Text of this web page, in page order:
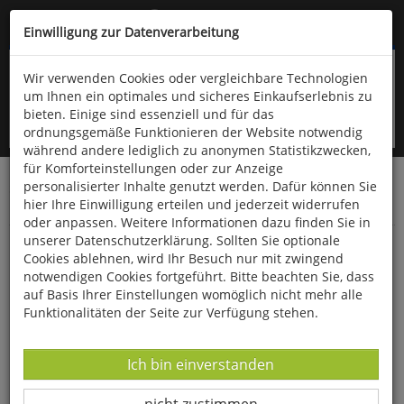
Kompletten Head der Seite überspringen
oder (06766) 9323-960
Startseite Bücher Downloads
Zeitschriften
Der Falke
Beobachtungstipp Der Alfsee in
Niedersachsen
Einwilligung zur Datenverarbeitung
Wir verwenden Cookies oder vergleichbare Technologien
um Ihnen ein optimales und sicheres Einkaufserlebnis zu
bieten. Einige sind essenziell und für das
ordnungsgemäße Funktionieren der Website notwendig
während andere lediglich zu anonymen Statistikzwecken,
für Komforteinstellungen oder zur Anzeige
personalisierter Inhalte genutzt werden. Dafür können Sie
hier Ihre Einwilligung erteilen und jederzeit widerrufen
oder anpassen. Weitere Informationen dazu finden Sie in
unserer Datenschutzerklärung. Sollten Sie optionale
Cookies ablehnen, wird Ihr Besuch nur mit zwingend
notwendigen Cookies fortgeführt. Bitte beachten Sie, dass
auf Basis Ihrer Einstellungen womöglich nicht mehr alle
Funktionalitäten der Seite zur Verfügung stehen.
Datenverarbeitung -
Ich bin einverstanden